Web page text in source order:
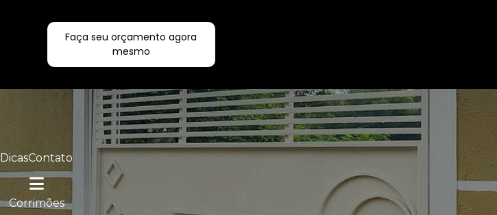
Faça seu orçamento agora
mesmo
Dicas Contato
corrimões